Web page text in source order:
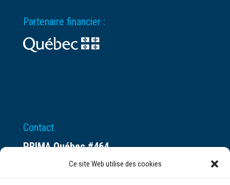
Ce site Web utilise des cookies
Partenaire financier :
Contact
PRIMA Québec #464
Espace ax.c